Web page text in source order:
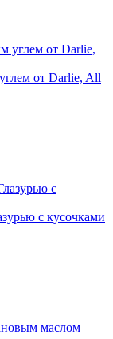
от Darlie, All
с кусочками